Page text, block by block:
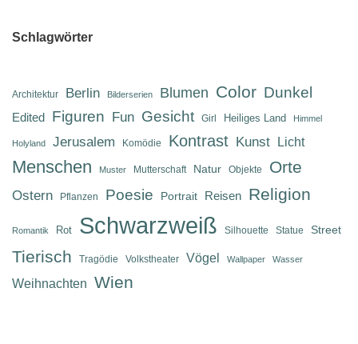
Schlagwörter
Architektur Berlin Bilderserien Blumen Color Dunkel
Edited Figuren Fun Gesicht Girl Heiliges Land Himmel
Holyland Jerusalem Komödie Kontrast Kunst Licht
Menschen Muster Mutterschaft Natur Objekte Orte
Ostern Pflanzen Poesie Portrait Reisen Religion
Romantik Rot Schwarzweiß Silhouette Statue Street
Tierisch Tragödie Volkstheater Vögel Wallpaper Wasser
Weihnachten Wien